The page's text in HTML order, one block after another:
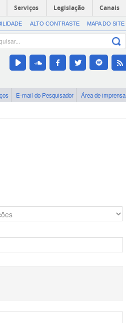
Serviços Legislação Canais
ALTO CONTRASTE MAPA DO SITE
E-mail do Pesquisador Área de imprensa